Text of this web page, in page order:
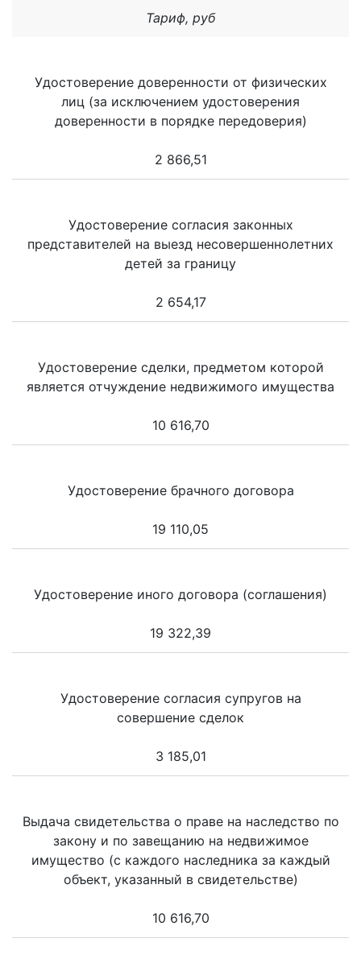
Тариф, руб
Удостоверение доверенности от физических
лиц (за исключением удостоверения
доверенности в порядке передоверия)
2 866,51
Удостоверение согласия законных
представителей на выезд несовершеннолетних
детей за границу
2 654,17
Удостоверение сделки, предметом которой
является отчуждение недвижимого имущества
10 616,70
Удостоверение брачного договора
19 110,05
Удостоверение иного договора (соглашения)
19 322,39
Удостоверение согласия супругов на
совершение сделок
3 185,01
Выдача свидетельства о праве на наследство по
закону и по завещанию на недвижимое
имущество (с каждого наследника за каждый
объект, указанный в свидетельстве)
10 616,70